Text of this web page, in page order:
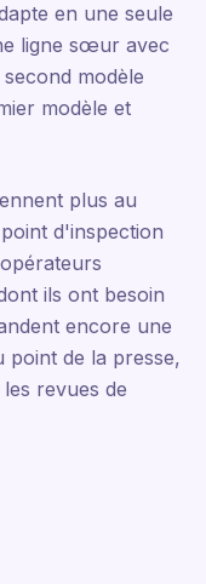
en une seule
ligne sœur avec
modèle
modèle et
plus au
d'inspection
ils ont besoin
encore une
point de la presse,
revues de